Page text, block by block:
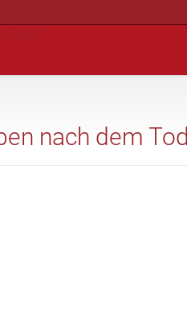
nach dem Tod